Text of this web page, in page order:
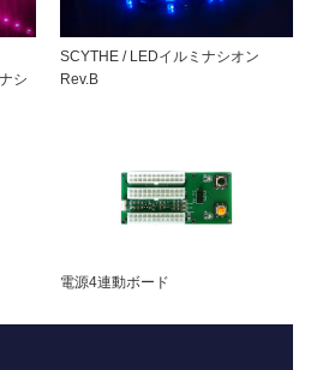
も可能。
混在も可能です。）
の延長ケーブルが各1本
すれば最大約96cmまで延長可
慮型プロダクト
テープ2本、S-ATA電源ケーブル1本、
ケーブル（短）1本、延長ケーブル
）1本
シ
SCYTHE / LEDイルミナシオン
Rev.B
電源4連動ボード